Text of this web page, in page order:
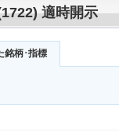
適時開示
銘柄･指標